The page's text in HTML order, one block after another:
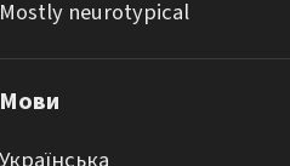
Mostly neurotypical
Мови